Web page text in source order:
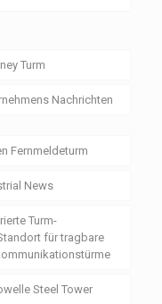
Turm
Nachrichten
Fernmeldeturm
News
Turm-
für tragbare
Steel Tower